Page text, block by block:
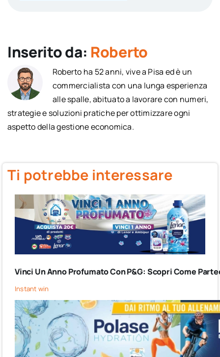
Inserito da: Roberto
Roberto ha 52 anni, vive a Pisa ed è un
commercialista con una lunga esperienza
alle spalle, abituato a lavorare con numeri,
strategie e soluzioni pratiche per ottimizzare ogni
aspetto della gestione economica.
Ti potrebbe interessare
Vinci Un Anno Profumato Con P&G: Scopri Come
Instant win